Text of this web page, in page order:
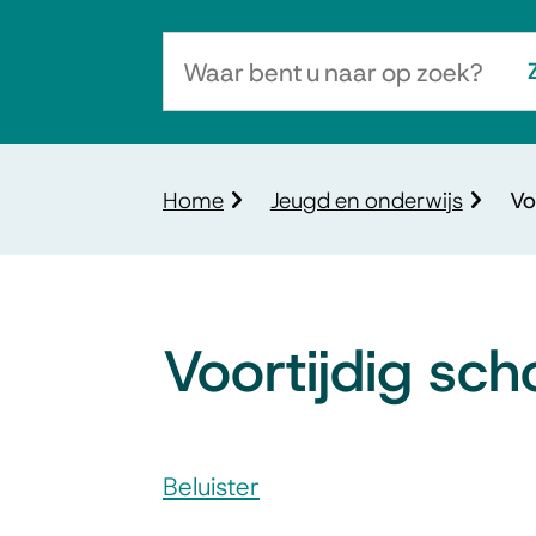
u
op
zoek?
Kruimelpad
Home Jeugd en onderwijs
Voortijdig
Assistentie
Beluister